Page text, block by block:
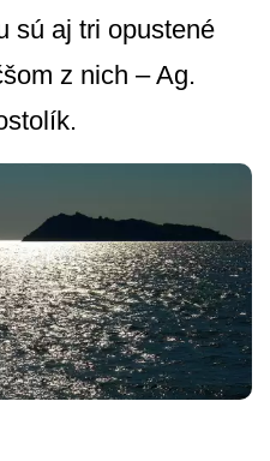
sú aj tri opustené
z nich – Ag.